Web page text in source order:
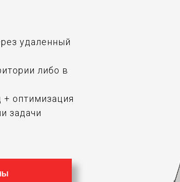
удаленный
либо в
+ оптимизация
задачи